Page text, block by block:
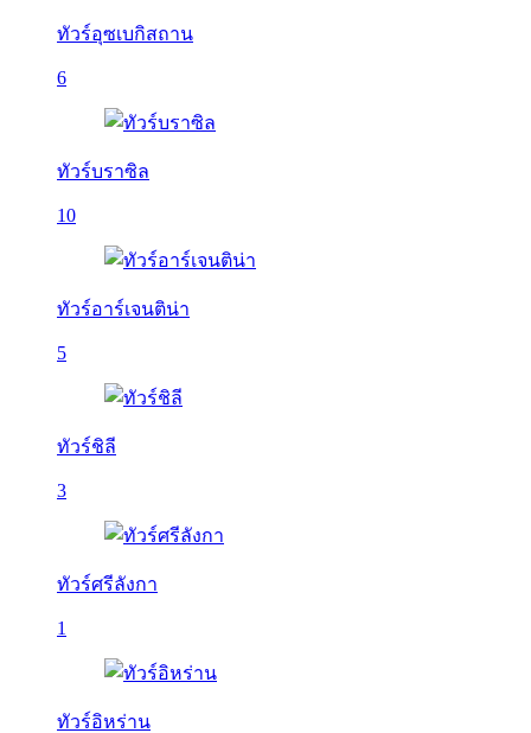
ทัวร์อุซเบกิสถาน
6
ทัวร์บราซิล
10
ทัวร์อาร์เจนติน่า
5
ทัวร์ชิลี
3
ทัวร์ศรีลังกา
1
ทัวร์อิหร่าน